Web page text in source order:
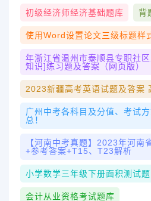
初级经济师经济基础题库 背
使用word设置论文三级标题样
年浙江省温州市泰顺县专职社
知识]练习题及答案（网页版）
2023新疆高考英语试题及答案
广州中考各科目及分值、考试
总！
【河南中考真题】2023年河南
+参考答案+T15、T23解析
小学数学三年级下册面积测试题
会计从业资格考试题库